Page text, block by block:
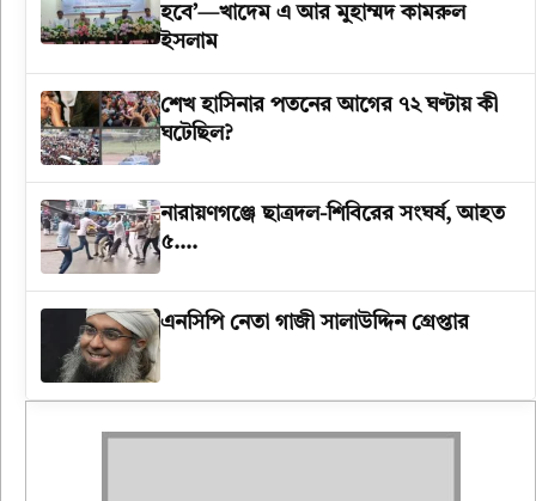
হবে’—খাদেম এ আর মুহাম্মদ কামরুল
ইসলাম
শেখ হাসিনার পতনের আগের ৭২ ঘণ্টায় কী
ঘটেছিল?
‎নারায়ণগঞ্জে ছাত্রদল-শিবিরের সংঘর্ষ, আহত
৫….
এনসিপি নেতা গাজী সালাউদ্দিন গ্রেপ্তার